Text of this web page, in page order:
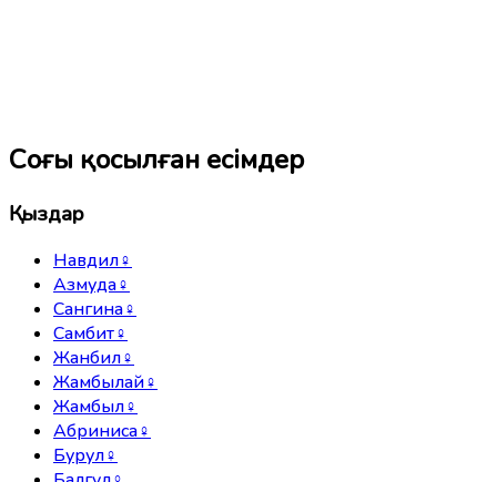
Соңғы қосылған есімдер
Қыздар
Навдил♀
Азмуда♀
Сангина♀
Самбит♀
Жанбил♀
Жамбылай♀
Жамбыл♀
Абриниса♀
Бурул♀